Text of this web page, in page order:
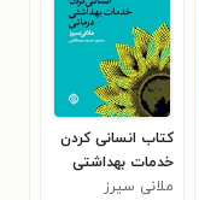
کتاب انسانی کردن
خدمات بهداشتی
درمانی
ملانی سیرز